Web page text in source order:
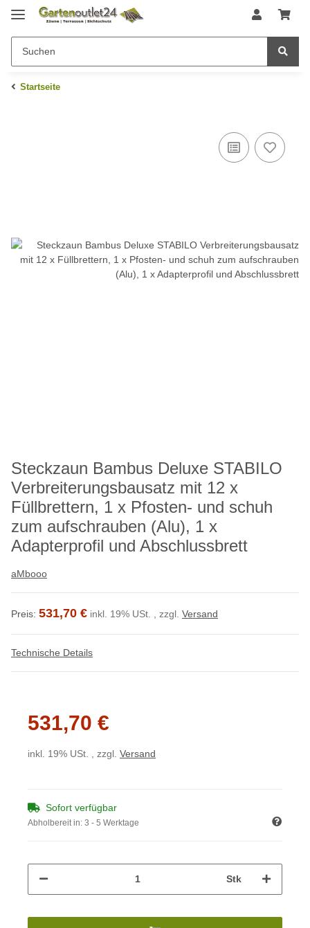
Startseite
Steckzaun Bambus Deluxe STABILO
Verbreiterungsbausatz mit 12 x
Füllbrettern, 1 x Pfosten- und schuh
zum aufschrauben (Alu), 1 x
Adapterprofil und Abschlussbrett
aMbooo
Preis: 531,70 € inkl. 19% USt. , zzgl. Versand
Technische Details
531,70 €
inkl. 19% USt. , zzgl. Versand
Sofort verfügbar
Abholbereit in: 3 - 5 Werktage
Stk